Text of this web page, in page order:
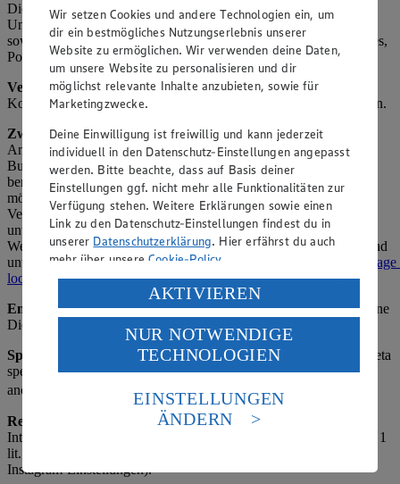
Die Verarbeitung im Kontext von Instagram (z. B.
Unternehmensprofil, Werbung) umfasst Interaktionen mit Nutzern
sowie die Veröffentlichung und Analyse von Inhalten (z. B. Stories,
Posts).
Verarbeitete Daten:Nutzer-ID, Interaktionsdaten (z. B. Likes,
Kommentare), Profilinformationen (soweit öffentlich), Inhaltsdaten.
Zweck:Betrieb der Instagram-Präsenz, Beantwortung von
Anfragen, Marketing (z. B. gezielte Werbung) und Community-
Building. Insights-Daten werden von Meta anonymisiert
bereitgestellt, sodass keine Rückschlüsse auf einzelne Personen
möglich sind. Nähere Informationen zur gemeinsamen
Verantwortlichkeit mit Meta Platforms Ireland Ltd. finden Sie
unter
https://www.facebook.com/legal/controller_addendum
Weitere Informationen zum Datenschutz bei Instagram Insights sind
unter
https://www.facebook.com/legal/terms/
locale=de_DEverfügbar.
Empfänger:Meta (als gemeinsamer Verantwortlicher), ggf. externe
Dienstleister und Werbeagenturen.
Speicherdauer:
Solange das Profil aktiv ist oder bis Widerruf, Meta
speichert nach eigenen Richtlinien. Hinweis: Insights-Daten sind
anonymisiert.
Rechtsgrundlage:
Art. 6 Abs. 1 lit. f) DSGVO (berechtigtes
Interesse am Betrieb der Social-Media-Präsenz) sowie Art. 6 Abs. 1
lit. a) DSGVO (Einwilligung für personalisierte Werbung über
Instagram-Einstellungen).
Wir setzen Cookies und andere Technologien ein, um
dir ein bestmögliches Nutzungserlebnis unserer
Website zu ermöglichen. Wir verwenden deine Daten,
um unsere Website zu personalisieren und dir
möglichst relevante Inhalte anzubieten, sowie für
Marketingzwecke.
Deine Einwilligung ist freiwillig und kann jederzeit
individuell in den Datenschutz-Einstellungen angepasst
werden. Bitte beachte, dass auf Basis deiner
Einstellungen ggf. nicht mehr alle Funktionalitäten zur
Verfügung stehen. Weitere Erklärungen sowie einen
Link zu den Datenschutz-Einstellungen findest du in
unserer Datenschutzerklärung. Hier erfährst du auch
mehr über unsereCookie-Policy.
Verarbeitung deiner personenbezogenen Daten in den
USA durch Facebook und YouTube:
Wenn du auf „Aktivieren“ klickst, willigst du im Sinne
des Art. 49 Abs. 1 Satz 1 lit. a) DSGVO ein, dass deine
Daten in den USA verarbeitet werden. Der EuGH sieht
die USA als Land mit einem nach europäischen
Standards nicht angemessenen Datenschutzniveau an.
Es besteht das Risiko eines Zugriffs durch US-
Informationen zum Herausgeber der Seite findest du
AKTIVIEREN
NUR NOTWENDIGE
TECHNOLOGIEN
EINSTELLUNGEN
ÄNDERN